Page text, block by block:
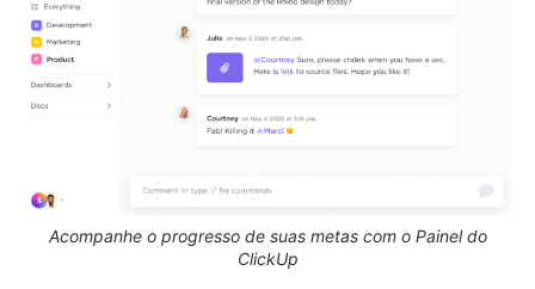
Acompanhe o progresso de suas metas com o Painel do
ClickUp